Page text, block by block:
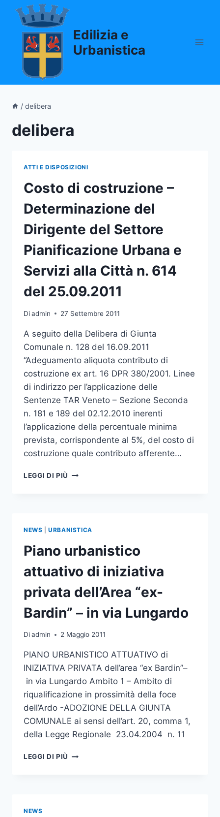
Salta
contenuto
Edilizia e
Urbanistica
/ delibera
delibera
ATTI E DISPOSIZIONI
Costo di costruzione –
Determinazione del
Dirigente del Settore
Pianificazione Urbana e
Servizi alla Città n. 614
del 25.09.2011
Diadmin 27 Settembre 2011
A seguito della Delibera di Giunta
Comunale n. 128 del 16.09.2011
“Adeguamento aliquota contributo di
costruzione ex art. 16 DPR 380/2001. Linee
di indirizzo per l’applicazione delle
Sentenze TAR Veneto – Sezione Seconda
n. 181 e 189 del 02.12.2010 inerenti
l’applicazione della percentuale minima
prevista, corrispondente al 5%, del costo di
costruzione quale contributo afferente…
LEGGI DI PIÙ COSTO
DEL
SETTORE
PIANIFICAZIONE
URBANA
SERVIZI
ALLA
CITTÀ
614
25.09.2011
NEWS |URBANISTICA
Piano urbanistico
attuativo di iniziativa
privata dell’Area “ex-
Bardin” – in via Lungardo
Diadmin 2 Maggio 2011
PIANO URBANISTICO ATTUATIVO di
INIZIATIVA PRIVATA dell’area “ex Bardin”–
in via Lungardo Ambito 1 – Ambito di
riqualificazione in prossimità della foce
dell’Ardo -ADOZIONE DELLA GIUNTA
COMUNALE ai sensi dell’art. 20, comma 1,
della Legge Regionale 23.04.2004 n. 11
LEGGI DI PIÙ PIANO
NEWS